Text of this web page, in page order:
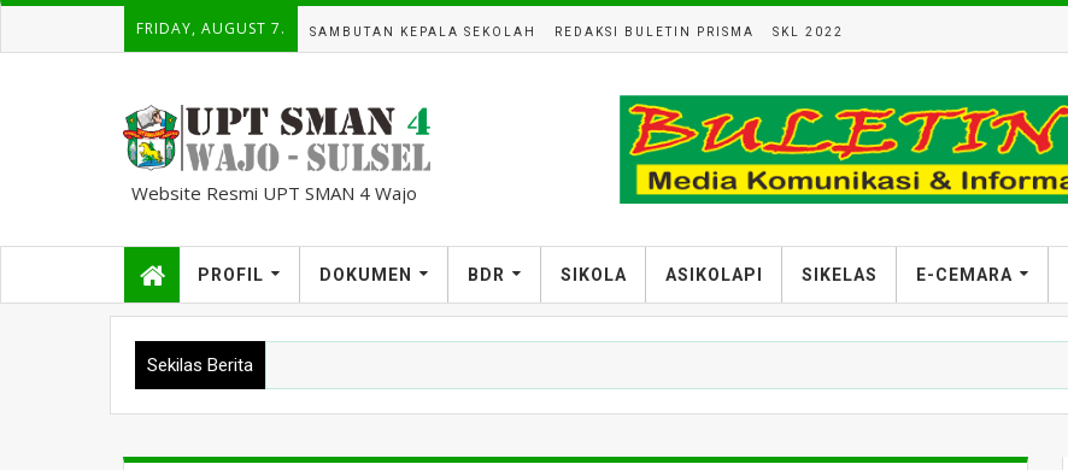
FRIDAY, AUGUST 7. SAMBUTAN KEPALA SEKOLAH REDAKSI BULETIN PRISMA SKL 2022
Website Resmi UPT SMAN 4 Wajo
PROFIL DOKUMEN BDR SIKOLA ASIKOLAPI SIKELAS E-CEMARA
Sekilas Berita